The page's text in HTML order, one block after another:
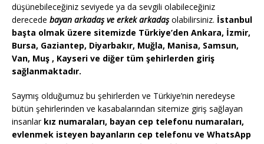
düşünebileceğiniz seviyede ya da sevgili olabileceğiniz
derecede bayan arkadaş ve erkek arkadaşolabilirsiniz. İstanbul
başta olmak üzere sitemizde Türkiye’den Ankara, İzmir,
Bursa, Gaziantep, Diyarbakır, Muğla, Manisa, Samsun,
Van, Muş , Kayseri ve diğer tüm şehirlerden giriş
sağlanmaktadır.
Saymış olduğumuz bu şehirlerden ve Türkiye’nin neredeyse
bütün şehirlerinden ve kasabalarından sitemize giriş sağlayan
insanlarkız numaraları, bayan cep telefonu numaraları,
evlenmek isteyen bayanların cep telefonu ve WhatsApp